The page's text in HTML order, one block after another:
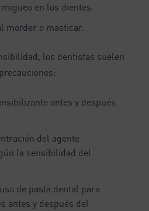
en los dientes.
morder o masticar.
los dentistas suelen
antes y después
del agente
la sensibilidad del
de pasta dental para
antes y después del